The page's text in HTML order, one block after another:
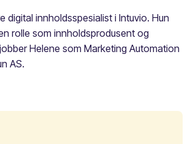
digital innholdsspesialist i Intuvio. Hun
rolle som innholdsprodusent og
Helene som Marketing Automation
AS.